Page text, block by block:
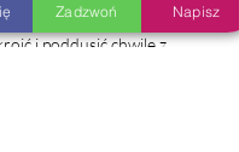
i poddusić chwilę z
Zadzwoń Napisz